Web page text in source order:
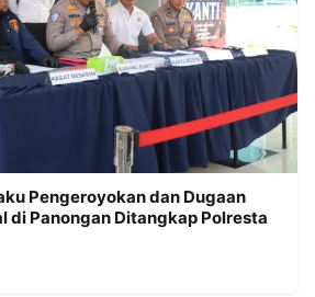
Pengeroyokan dan Dugaan
di Panongan Ditangkap Polresta